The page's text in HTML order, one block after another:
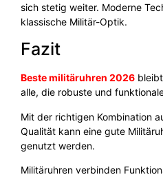
sich stetig weiter. Moderne
klassische Militär-Optik.
Fazit
Beste militäruhren 2026
alle, die robuste und
Mit der richtigen Kombination
Qualität kann eine gute
genutzt werden.
Militäruhren verbinden